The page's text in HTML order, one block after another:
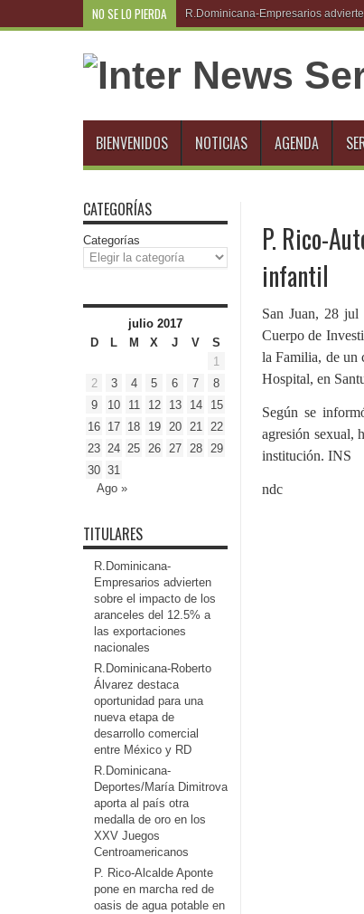
NO SE LO PIERDA R.Dominicana-Empresarios
BIENVENIDOS NOTICIAS AGENDA
P. Rico-
infantil
San Juan, 28
Cuerpo de
la Familia, de un
Hospital, en
Según se
agresión sexual,
institución. INS
ndc
CATEGORÍAS
Categorías
julio 2017
D
L M X J V
S
1
2
3 4 5 6 7
8
9
10 11 12 13 14
15
16 17 18 19 20 21
22
23 24 25 26 27 28
29
30 31
Ago »
TITULARES
R.Dominicana-
Empresarios advierten
sobre el impacto de los
aranceles del 12.5% a
las exportaciones
nacionales
R.Dominicana-Roberto
Álvarez destaca
oportunidad para una
nueva etapa de
desarrollo comercial
entre México y RD
R.Dominicana-
Deportes/María Dimitrova
aporta al país otra
medalla de oro en los
XXV Juegos
Centroamericanos
P. Rico-Alcalde Aponte
pone en marcha red de
oasis de agua potable en